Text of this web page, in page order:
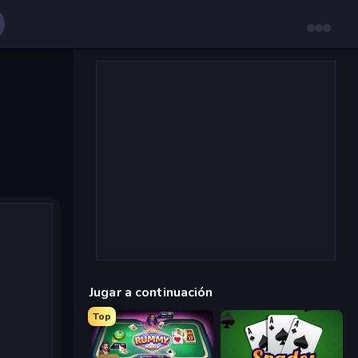
Jugar a continuación
Top